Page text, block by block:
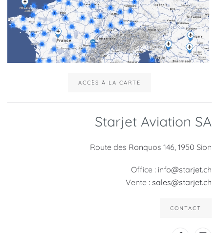
ACCÈS À LA CARTE
Starjet Aviation SA
Route des Ronquos 146, 1950 Sion
Office : info@starjet.ch
Vente : sales@starjet.ch
CONTACT